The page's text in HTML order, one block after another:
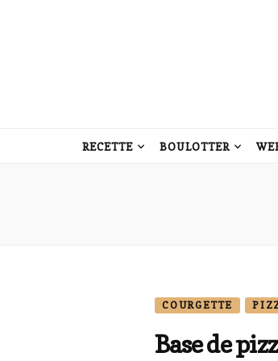
RECETTE BOULOTTER
COURGETTE
Base de